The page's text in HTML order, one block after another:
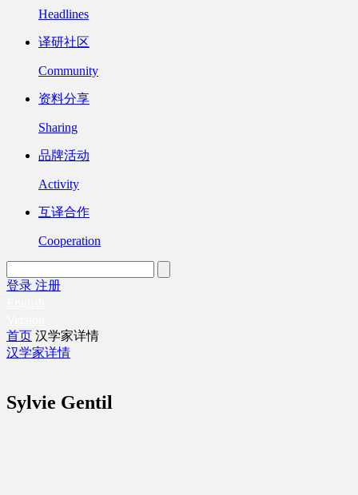
Headlines
译研社区
Community
资料分享
Sharing
品牌活动
Activity
互译合作
Cooperation
登录 注册
首页 汉学家详情
汉学家详情
Sylvie Gentil